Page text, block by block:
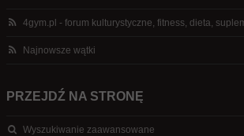
4gym.pl - forum kulturystyczne, fitness, dieta,
Najnowsze wątki
PRZEJDŹ NA STRONĘ
Wyszukiwanie zaawansowane